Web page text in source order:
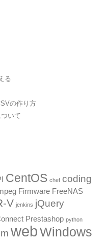
る
の作り方
いて
CentOS chef coding
Firmware FreeNAS
V jenkins jQuery
Prestashop python
webWindows